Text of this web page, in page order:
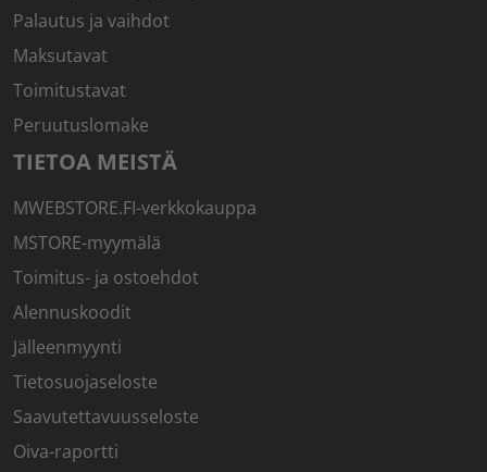
Palautus ja vaihdot
Maksutavat
Toimitustavat
Peruutuslomake
TIETOA MEISTÄ
MWEBSTORE.FI-verkkokauppa
MSTORE-myymälä
Toimitus- ja ostoehdot
Alennuskoodit
Jälleenmyynti
Tietosuojaseloste
Saavutettavuusseloste
Oiva-raportti